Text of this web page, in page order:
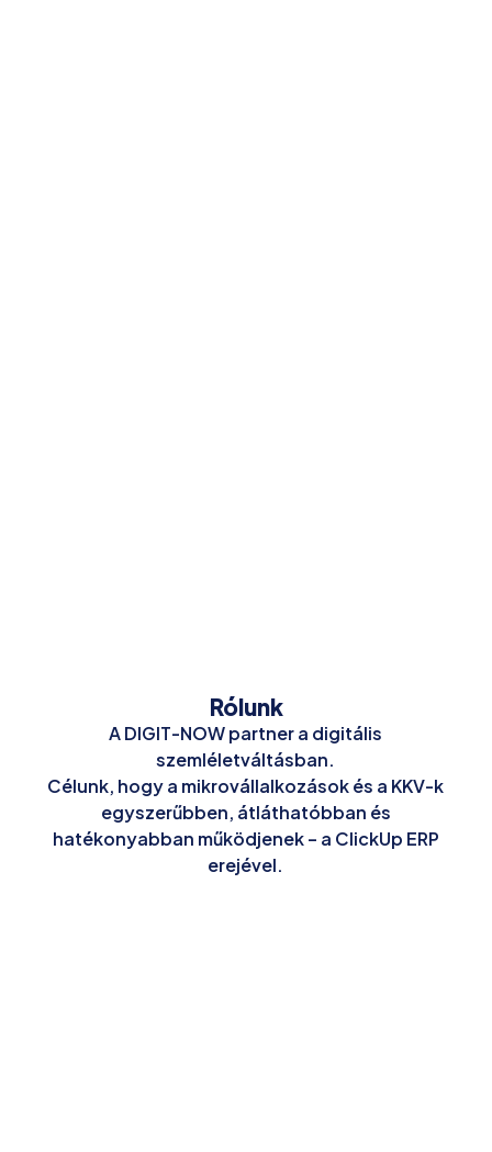
Rólunk
A DIGIT-NOW partner a digitális
szemléletváltásban.
Célunk, hogy a mikrovállalkozások és a KKV-k
egyszerűbben, átláthatóbban és
hatékonyabban működjenek – a ClickUp ERP
erejével.